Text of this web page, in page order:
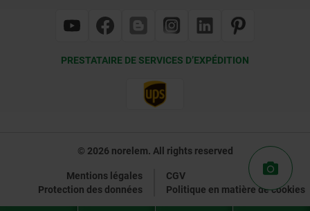
PRESTATAIRE DE SERVICES D’EXPÉDITION
© 2026 norelem. All rights reserved
Mentions légales
CGV
Protection des données
Politique en matière de cookies